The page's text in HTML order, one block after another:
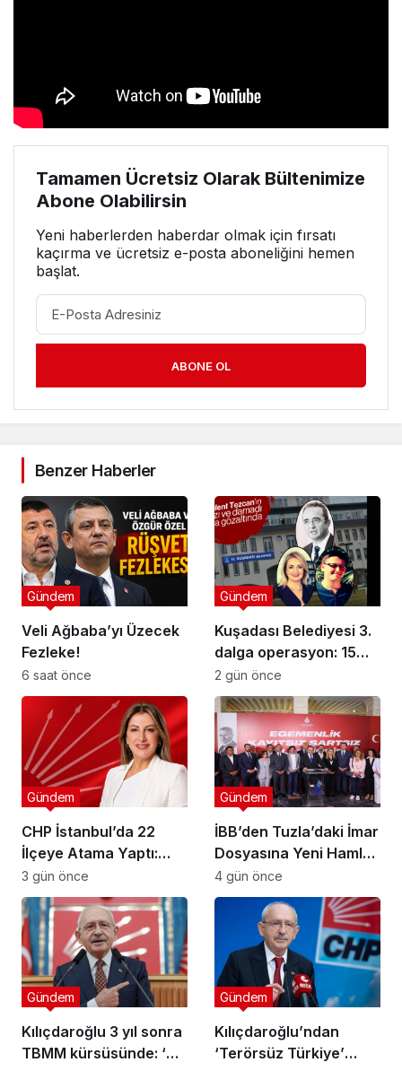
Tamamen Ücretsiz Olarak Bültenimize
Abone Olabilirsin
Yeni haberlerden haberdar olmak için fırsatı
kaçırma ve ücretsiz e-posta aboneliğini hemen
başlat.
ABONE OL
Benzer Haberler
Veli Ağbaba’yı Üzecek
Fezleke!
Gündem
6 saat önce
Kuşadası Belediyesi 3.
dalga operasyon: 15
şüpheli gözaltına alındı!
Gündem
2 gün önce
CHP İstanbul’da 22
İlçeye Atama Yaptı:
Kartal İlçe
Başkanlığı’na Av. Neşe
Büklü Getirildi
Gündem
3 gün önce
İBB’den Tuzla’daki İmar
Dosyasına Yeni Hamle:
“Mesele Siyaset Değil,
Kamu Yararı”
Gündem
4 gün önce
Kılıçdaroğlu 3 yıl sonra
TBMM kürsüsünde: ‘Biz
Gündem
Kılıçdaroğlu’ndan
‘Terörsüz Türkiye’
Gündem